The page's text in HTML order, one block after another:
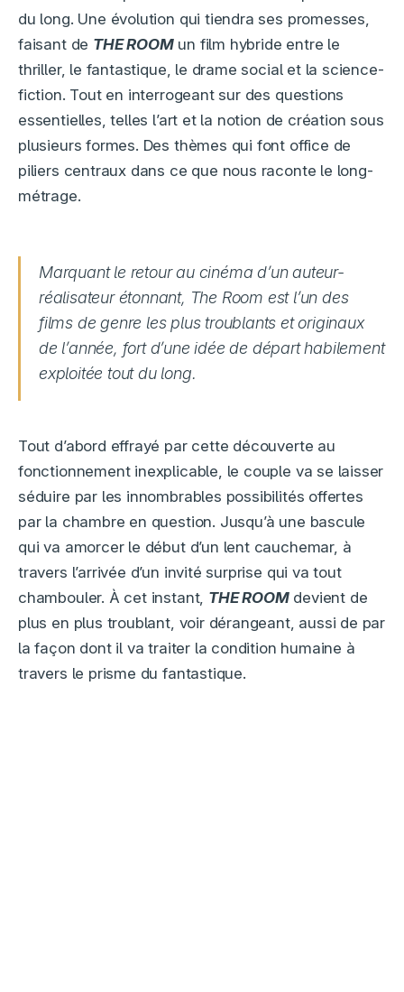
du long. Une évolution qui tiendra ses promesses,
faisant de THE ROOMun film hybride entre le
thriller, le fantastique, le drame social et la science-
fiction. Tout en interrogeant sur des questions
essentielles, telles l’art et la notion de création sous
plusieurs formes. Des thèmes qui font office de
piliers centraux dans ce que nous raconte le long-
métrage.
Marquant le retour au cinéma d’un auteur-
réalisateur étonnant, The Room est l’un des
films de genre les plus troublants et originaux
de l’année, fort d’une idée de départ habilement
exploitée tout du long.
Tout d’abord effrayé par cette découverte au
fonctionnement inexplicable, le couple va se laisser
séduire par les innombrables possibilités offertes
par la chambre en question. Jusqu’à une bascule
qui va amorcer le début d’un lent cauchemar, à
travers l’arrivée d’un invité surprise qui va tout
chambouler. À cet instant, THE ROOMdevient de
plus en plus troublant, voir dérangeant, aussi de par
la façon dont il va traiter la condition humaine à
travers le prisme du fantastique.